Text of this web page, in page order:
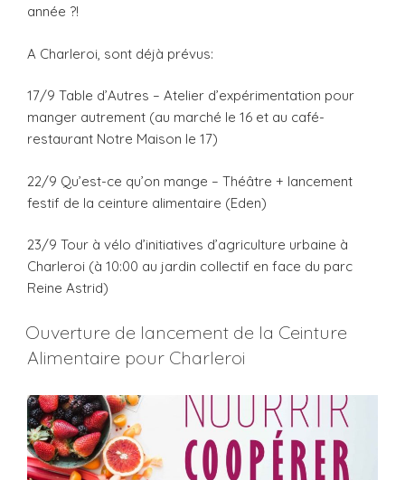
année ?!
A Charleroi, sont déjà prévus:
17/9 Table d’Autres – Atelier d’expérimentation pour
manger autrement (au marché le 16 et au café-
restaurant Notre Maison le 17)
22/9 Qu’est-ce qu’on mange – Théâtre + lancement
festif de la ceinture alimentaire (Eden)
23/9 Tour à vélo d’initiatives d’agriculture urbaine à
Charleroi (à 10:00 au jardin collectif en face du parc
Reine Astrid)
Ouverture de lancement de la Ceinture
Alimentaire pour Charleroi